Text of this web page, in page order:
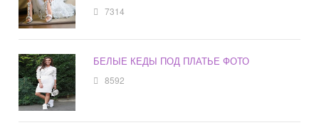
7314
БЕЛЫЕ КЕДЫ ПОД ПЛАТЬЕ ФОТО
8592